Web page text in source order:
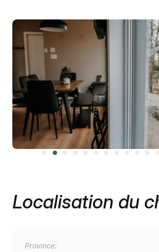
Localisation du
Province: